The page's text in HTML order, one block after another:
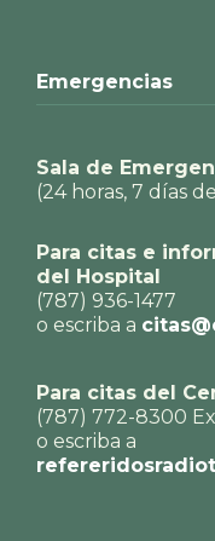
Emergencias
Sala de
(24 horas, 7 días
Para citas e
del Hospital
(787) 936-1477
o escriba a
Para citas del
(787) 772-8300
o escriba a